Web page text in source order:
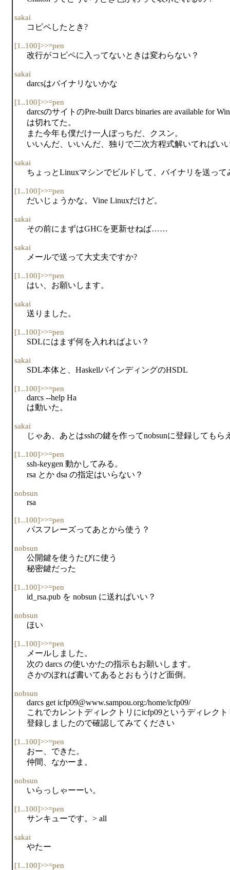
sakai
コピペしたとき?
[1..100]>>=pen
改行がコピペに入ってないときは変わらない？
sakai
darcsはバイナリないかな
[1..100]>>=pen
darcsのサイトのPre-built Darcs binaries are available for
は切れてた。
また今年も僕だけ一人ぼっちだ、クスン。
いいんだ、いいんだ、独りで二次方程式解いてればい
sakai
ちょっとLinuxマシンでビルドして、バイナリを送って
[1..100]>>=pen
だいじょうかな。Vine Linuxだけど。
sakai
その前にまずはGHCを更新せねば……
sakai
メールで送って大丈夫ですか?
[1..100]>>=pen
はい、お願いします。
sakai
送りました。
[1..100]>>=pen
SDLにはまず何を入れればよい？
sakai
SDL本体と、HaskellバインディングのHSDL
[1..100]>>=pen
darcs --help Ha
は動いた。
sakai
じゃあ、あとはsshの鍵を作ってnobsunに登録しても
[1..100]>>=pen
ssh-keygen 動かしてみる。
rsa とか dsa の指定はいらない？
nobsun
rsa
[1..100]>>=pen
パスフレーズってあとから使う？
nobsun
公開鍵を使うたびに使う
秘密鍵だった
[1..100]>>=pen
id_rsa.pub を nobsun に送ればいい？
nobsun
ほい
[1..100]>>=pen
メールしました。
次の darcs の使いかたの指示もお願いします。
さかのぼれば書いてあるとおもうけど面倒。
nobsun
darcs get icfp09@www.sampou.org:/home/icfp09/
これでカレントディレクトリにicfp09というディレク
登録しましたので確認してみてください
[1..100]>>=pen
おー、できた。
仲間、なかーま。
nobsun
いらっしゃーーい。
[1..100]>>=pen
サンキューです。> all
sakai
やたー
[1..100]>>=pen